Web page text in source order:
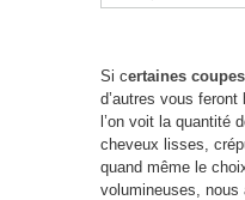
Si certaines
d’autres vous
l’on voit la quantité
cheveux lisses,
quand même le
volumineuses, nous